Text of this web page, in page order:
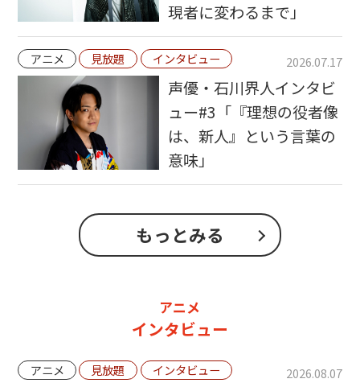
現者に変わるまで」
アニメ 見放題 インタビュー 2026.07.17
声優・石川界人インタビ
ュー#3「『理想の役者像
は、新人』という言葉の
意味」
もっとみる
アニメ
インタビュー
アニメ 見放題
インタビュー
2026.08.07